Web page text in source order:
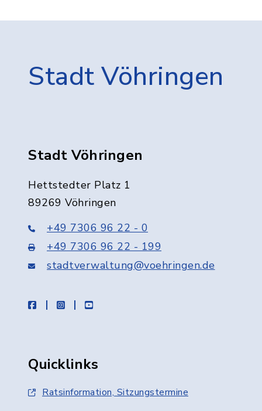
Stadt Vöhringen
Stadt Vöhringen
Hettstedter Platz 1
89269 Vöhringen
+49 7306 96 22 - 0
+49 7306 96 22 - 199
stadtverwaltung@voehringen.de
facebookinstagramyoutube
Quicklinks
Ratsinformation, Sitzungstermine